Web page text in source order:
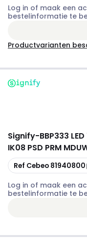
Log in of maak een
bestelinformatie te
Productvarianten
Signify-BBP333
IK08 PSD PRM
Kopiëren
Ref Cebeo 81940800
Log in of maak een
bestelinformatie te